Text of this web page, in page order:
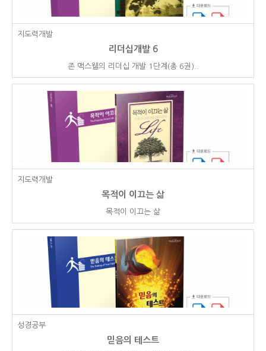
지도력개발
리더십개발 6
존 맥스웰의 리더십 개발 1단계(총 6권)..
지도력개발
목적이 이끄는 삶
목적이 이끄는 삶
성경공부
믿음의 테스트